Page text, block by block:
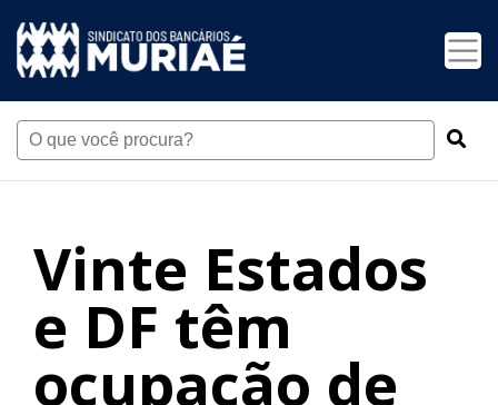
Vinte Estados
e DF têm
ocupação de